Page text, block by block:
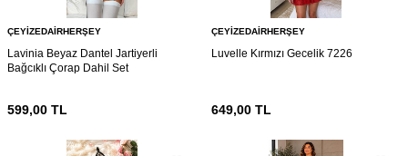
ÇEYIZEDAIRHERŞEY
Lavinia Beyaz Dantel Jartiyerli
Bağcıklı Çorap Dahil Set
599,00 TL
ÇEYIZEDAIRHERŞEY
Luvelle Kırmızı Gecelik 7226
649,00 TL